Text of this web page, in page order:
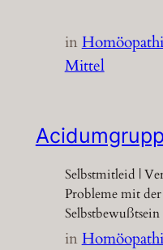
in
Mittel
Selbstmitleid |
Probleme mit
Selbstbewußtsein
in